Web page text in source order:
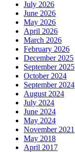
July 2026
June 2026
May 2026
April 2026
March 2026
February 2026
December 2025
September 2025
October 2024
September 2024
August 2024
July 2024
June 2024
May 2024
November 2021
May 2018
April 2017